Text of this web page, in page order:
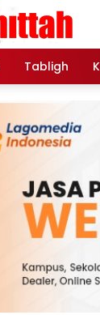
Tabligh